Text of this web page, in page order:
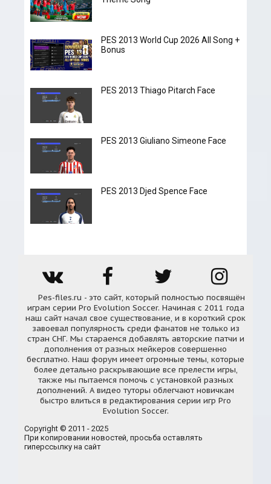
PES 2013 World Cup 2026 All Song +
Bonus
PES 2013 Thiago Pitarch Face
PES 2013 Giuliano Simeone Face
PES 2013 Djed Spence Face
Pes-files.ru - это сайт, который полностью посвящён
играм серии Pro Evolution Soccer. Начиная с 2011 года
наш сайт начал свое существование, и в короткий срок
завоевал популярность среди фанатов не только из
стран СНГ. Мы стараемся добавлять авторские патчи и
дополнения от разных мейкеров совершенно
бесплатно. Наш форум имеет огромные темы, которые
более детально раскрывающие все прелести игры,
также мы пытаемся помочь с установкой разных
дополнений. А видео туторы облегчают новичкам
быстро влиться в редактирования серии игр Pro
Evolution Soccer.
Copyright © 2011 - 2025
При копировании новостей, просьба оставлять
гиперссылку на сайт